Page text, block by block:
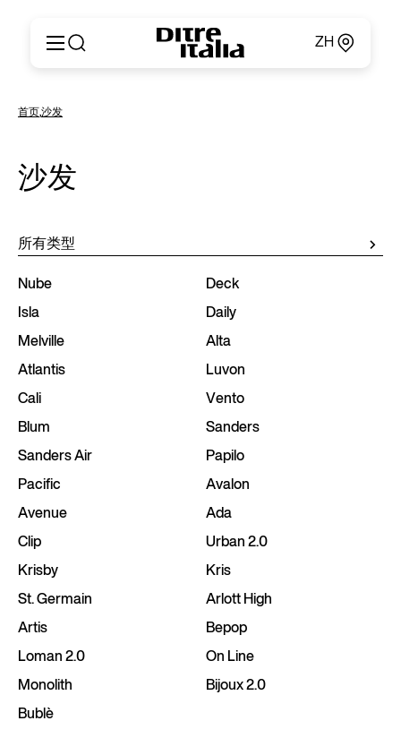
ZH
产品
关于
产品目录和材料
新闻和媒体
联系方式
English
Deutsch
Español
首页,沙发
沙发
所有类型
Nube
Deck
Isla
Daily
Melville
Alta
Atlantis
Luvon
Cali
Vento
Blum
Sanders
Sanders Air
Papilo
Pacific
Avalon
Avenue
Ada
Clip
Urban 2.0
Krisby
Kris
St. Germain
Arlott High
Artis
Bepop
Loman 2.0
On Line
Monolith
Bijoux 2.0
Bublè